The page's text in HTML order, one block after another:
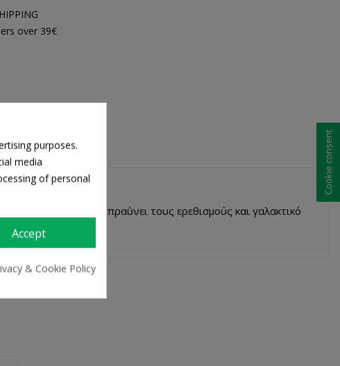
over 39€
που καταπραΰνει τους ερεθισμούς και γαλακτικό
purposes.
media
of personal
Accept
& Cookie Policy
Cookie consent